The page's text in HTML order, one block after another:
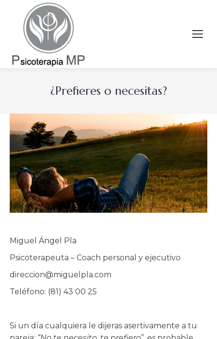
¿Prefieres o necesitas?
Miguel Ángel Pla
Psicoterapeuta – Coach personal y ejecutivo
direccion@miguelpla.com
Teléfono: (81) 43 00 25
Si un día cualquiera le dijeras asertivamente a tu